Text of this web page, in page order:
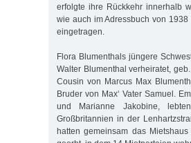
erfolgte ihre Rückkehr innerhalb
wie auch im Adressbuch von
eingetragen.
Flora Blumenthals jüngere
Walter Blumenthal verheiratet,
Cousin von Marcus Max
Bruder von Max‘ Vater Samuel.
und Marianne Jakobine,
Großbritannien in der
hatten gemeinsam das